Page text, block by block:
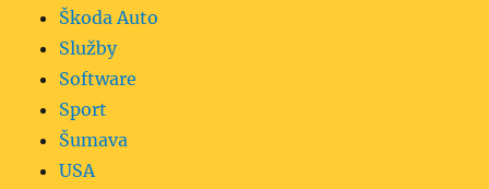
Škoda Auto
Služby
Software
Sport
Šumava
USA